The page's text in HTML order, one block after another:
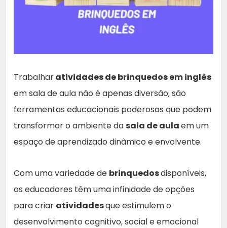
Trabalharatividades de brinquedos em inglês
em sala de aula não é apenas diversão; são
ferramentas educacionais poderosas que podem
transformar o ambiente dasala de aulaem um
espaço de aprendizado dinâmico e envolvente.
Com uma variedade de brinquedosdisponíveis,
os educadores têm uma infinidade de opções
para criar atividadesque estimulem o
desenvolvimento cognitivo, social e emocional